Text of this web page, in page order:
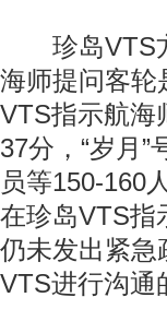
珍岛VTS方
海师提问客轮
VTS指示航海
37分，“岁月
员等150-160
在珍岛VTS指
仍未发出紧急
VTS进行沟通